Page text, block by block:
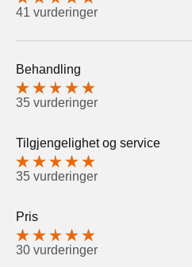
41 vurderinger
Behandling
35 vurderinger
Tilgjengelighet og service
35 vurderinger
Pris
30 vurderinger